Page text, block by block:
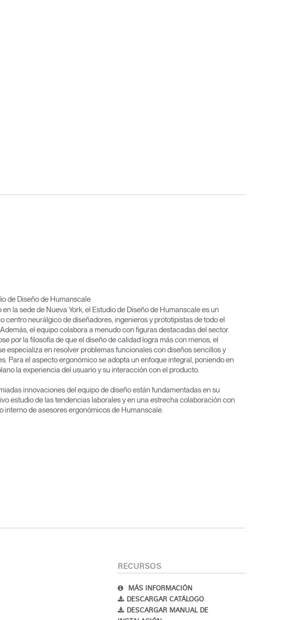
de Diseño de Humanscale
en la sede de Nueva York, el Estudio de Diseño de Humanscale es un
centro neurálgico de diseñadores, ingenieros y prototipistas de todo el
el equipo colabora a menudo con figuras destacadas del sector.
por la filosofía de que el diseño de calidad logra más con menos, el
especializa en resolver problemas funcionales con diseños sencillos y
Para el aspecto ergonómico se adopta un enfoque integral, poniendo en
la experiencia del usuario y su interacción con el producto.
innovaciones del equipo de diseño están fundamentadas en su
estudio de las tendencias laborales y en una estrecha colaboración con
interno de asesores ergonómicos de Humanscale.
RECURSOS
MÁS INFORMACIÓN
DESCARGAR CATÁLOGO
DESCARGAR MANUAL DE